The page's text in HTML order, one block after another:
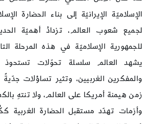
الإسلاميّة الإيرانيّة إلى بناء الحضارة
لجميع شعوب العالم، تزدادُ أهميّة
للجمهورية الإسلاميّة في هذه المرحلة
يشهد العالم سلسلة تحوّلات تستحوذ
والمفكرين الغربيين، وتثير تساؤلات
زمن هيمنة أمريكا على العالم، ولا تنتهِ
وأزمات تهدّد مستقبل الحضارة الغربية